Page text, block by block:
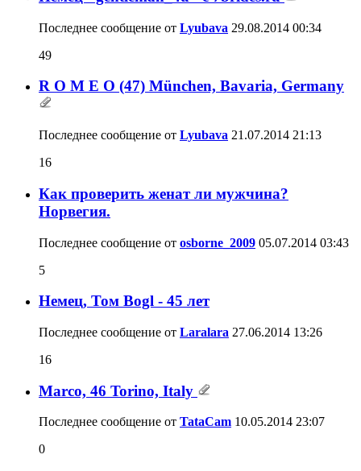
Последнее сообщение от Lyubava 29.08.2014 00:34
49
R O M E O (47) München, Bavaria, Germany
Последнее сообщение от Lyubava 21.07.2014 21:13
16
Как проверить женат ли мужчина?
Норвегия.
Последнее сообщение от osborne_2009 05.07.2014 03:43
5
Немец, Том Bogl - 45 лет
Последнее сообщение от Laralara 27.06.2014 13:26
16
Marco, 46 Torino, Italy
Последнее сообщение от TataCam 10.05.2014 23:07
0